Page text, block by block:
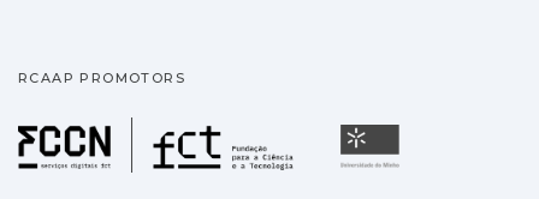
RCAAP PROMOTORS
Fundação para a